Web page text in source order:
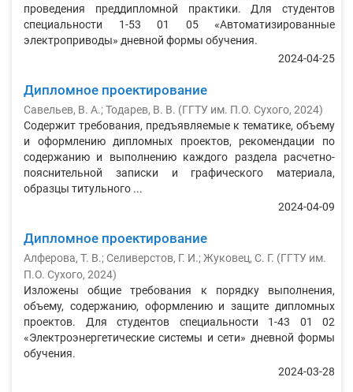
проведения преддипломной практики. Для студентов
специальности 1-53 01 05 «Автоматизированные
электроприводы» дневной формы обучения.
2024-04-25
Дипломное проектирование
Савельев, В. А.;Тодарев, В. В. (ГГТУ им. П.О. Сухого, 2024)
Содержит требования, предъявляемые к тематике, объему
и оформлению дипломных проектов, рекомендации по
содержанию и выполнению каждого раздела расчетно-
пояснительной записки и графического материала,
образцы титульного ...
2024-04-09
Дипломное проектирование
Алферова, Т. В.; Селиверстов, Г. И.; Жуковец, С. Г. (ГГТУ им.
П.О. Сухого, 2024)
Изложены общие требования к порядку выполнения,
объему, содержанию, оформлению и защите дипломных
проектов. Для студентов специальности 1-43 01 02
«Электроэнергетические системы и сети» дневной формы
обучения.
2024-03-28